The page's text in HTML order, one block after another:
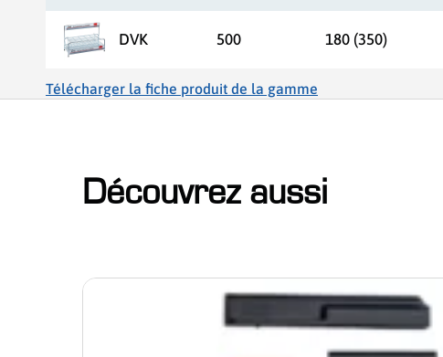
DVK 500 180 (350)
Télécharger la fiche produit de la gamme
Découvrez aussi